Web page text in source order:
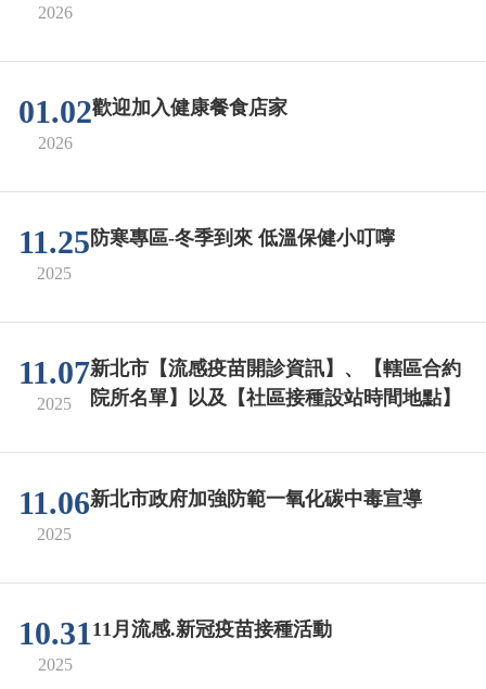
2026
01.02
2026
歡迎加入健康餐食店家
11.25
2025
防寒專區-冬季到來 低溫保健小叮嚀
11.07
2025
新北市【流感疫苗開診資訊】、【轄區合約
院所名單】以及【社區接種設站時間地點】
11.06
2025
新北市政府加強防範一氧化碳中毒宣導
10.31
2025
11月流感.新冠疫苗接種活動